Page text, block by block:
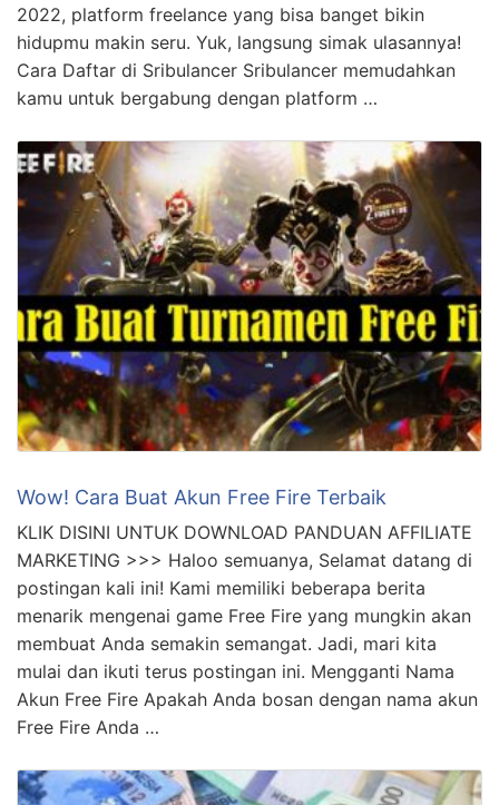
2022, platform freelance yang bisa banget bikin
hidupmu makin seru. Yuk, langsung simak ulasannya!
Cara Daftar di Sribulancer Sribulancer memudahkan
kamu untuk bergabung dengan platform …
Wow! Cara Buat Akun Free Fire Terbaik
KLIK DISINI UNTUK DOWNLOAD PANDUAN AFFILIATE
MARKETING >>> Haloo semuanya, Selamat datang di
postingan kali ini! Kami memiliki beberapa berita
menarik mengenai game Free Fire yang mungkin akan
membuat Anda semakin semangat. Jadi, mari kita
mulai dan ikuti terus postingan ini. Mengganti Nama
Akun Free Fire Apakah Anda bosan dengan nama akun
Free Fire Anda …